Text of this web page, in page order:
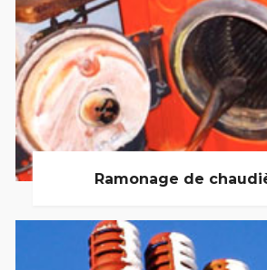
Ramonage de